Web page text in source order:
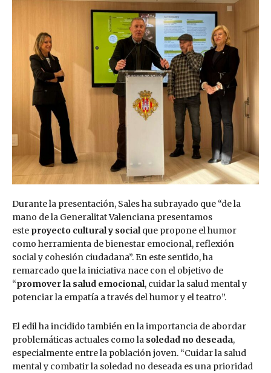
Durante la presentación, Sales ha subrayado que “de la
mano de la Generalitat Valenciana presentamos
este proyecto cultural y social que propone el humor
como herramienta de bienestar emocional, reflexión
social y cohesión ciudadana”. En este sentido, ha
remarcado que la iniciativa nace con el objetivo de
“promover la salud emocional, cuidar la salud mental y
potenciar la empatía a través del humor y el teatro”.
El edil ha incidido también en la importancia de abordar
problemáticas actuales como la soledad no deseada,
especialmente entre la población joven. “Cuidar la salud
mental y combatir la soledad no deseada es una prioridad